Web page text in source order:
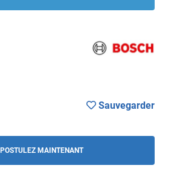
POSTULEZ MAINTENANT
Sauvegarder